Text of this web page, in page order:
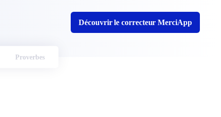
Découvrir le correcteur MerciApp
Proverbes